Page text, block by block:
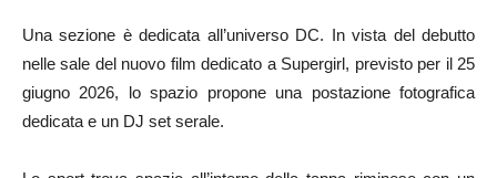
Una sezione è dedicata all’universo DC. In vista del debutto
nelle sale del nuovo film dedicato a Supergirl, previsto per il 25
giugno 2026, lo spazio propone una postazione fotografica
dedicata e un DJ set serale.